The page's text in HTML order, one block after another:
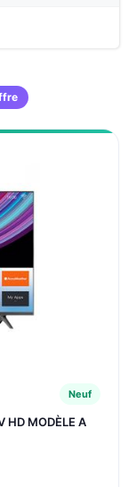
Neuf
MODÈLE A